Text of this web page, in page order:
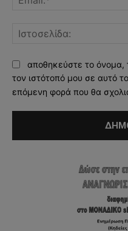
αποθηκεύστε το όνομα,
τον ιστότοπό μου σε αυτό
επόμενη φορά που θα